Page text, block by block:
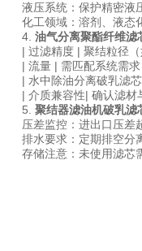
液压系统：保护精密液
化工领域：溶剂、液态
4. 油气分离聚酯纤维滤
| 过滤精度 | 聚结粒径
| 流量 | 需匹配系统需
| 水中除油分离破乳滤
| 介质兼容性| 确认滤材
5. 聚结器滤油机破乳滤
压差监控：进出口压差
排水要求：定期排空分
存储注意：未使用滤芯